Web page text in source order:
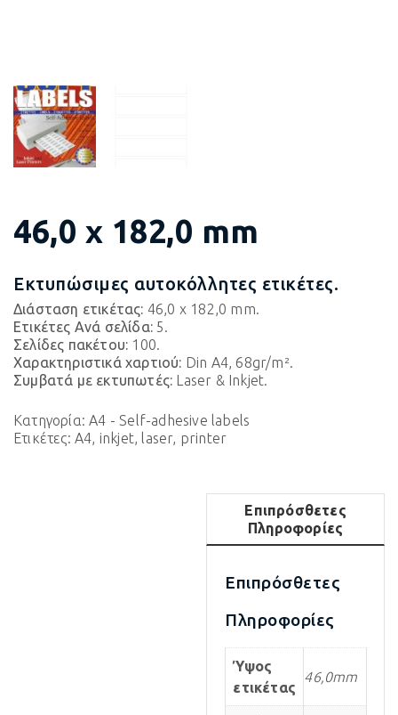
46,0 x 182,0 mm
Εκτυπώσιμες αυτοκόλλητες ετικέτες.
Διάσταση ετικέτας: 46,0 x 182,0 mm.
Ετικέτες Ανά σελίδα: 5.
Σελίδες πακέτου: 100.
Χαρακτηριστικά χαρτιού: Din A4, 68gr/m².
Συμβατά με εκτυπωτές: Laser & Inkjet.
Κατηγορία:A4 - Self-adhesive labels
Ετικέτες: A4, inkjet, laser, printer
Επιπρόσθετες
Πληροφορίες
Επιπρόσθετες
Πληροφορίες
Ύψος
ετικέτας
46,0mm